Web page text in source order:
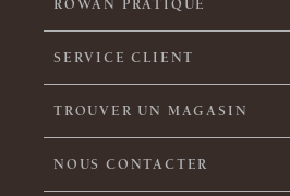
ROWAN PRATIQUE
SERVICE CLIENT
TROUVER UN MAGASIN
NOUS CONTACTER